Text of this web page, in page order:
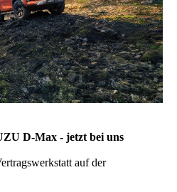
D-Max - jetzt bei uns
auf der